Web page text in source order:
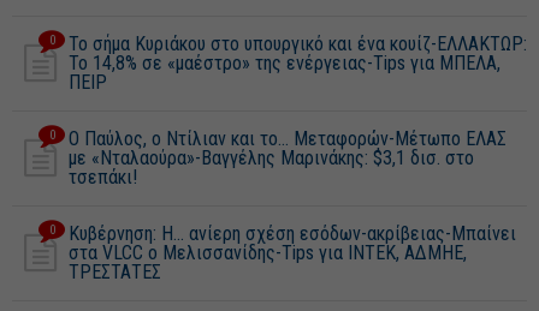
0
Το σήμα Κυριάκου στο υπουργικό και ένα κουίζ-ΕΛΛΑΚΤΩΡ:
Το 14,8% σε «μαέστρο» της ενέργειας-Τips για ΜΠΕΛΑ,
ΠΕΙΡ
0
O Παύλος, ο Ντίλιαν και το… Μεταφορών-Μέτωπο ΕΛΑΣ
με «Νταλαούρα»-Βαγγέλης Μαρινάκης: $3,1 δισ. στο
τσεπάκι!
0
Κυβέρνηση: Η... ανίερη σχέση εσόδων-ακρίβειας-Μπαίνει
στα VLCC ο Μελισσανίδης-Tips για ΙΝΤΕΚ, ΑΔΜΗΕ,
ΤΡΕΣΤΑΤΕΣ